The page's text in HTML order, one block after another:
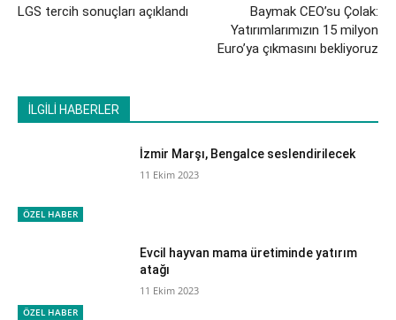
LGS tercih sonuçları açıklandı
Baymak CEO’su Çolak:
Yatırımlarımızın 15 milyon
Euro’ya çıkmasını bekliyoruz
İLGİLİ HABERLER
ÖZEL HABER
İzmir Marşı, Bengalce seslendirilecek
11 Ekim 2023
ÖZEL HABER
Evcil hayvan mama üretiminde yatırım
atağı
11 Ekim 2023